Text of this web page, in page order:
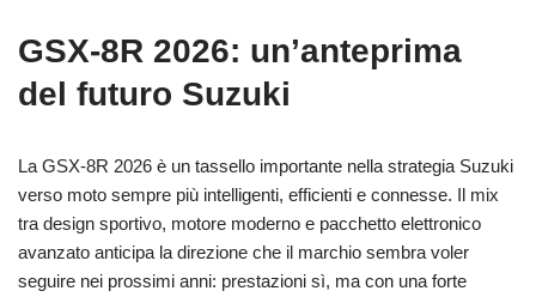
GSX-8R 2026: un’anteprima
del futuro Suzuki
La GSX-8R 2026 è un tassello importante nella strategia Suzuki
verso moto sempre più intelligenti, efficienti e connesse. Il mix
tra design sportivo, motore moderno e pacchetto elettronico
avanzato anticipa la direzione che il marchio sembra voler
seguire nei prossimi anni: prestazioni sì, ma con una forte